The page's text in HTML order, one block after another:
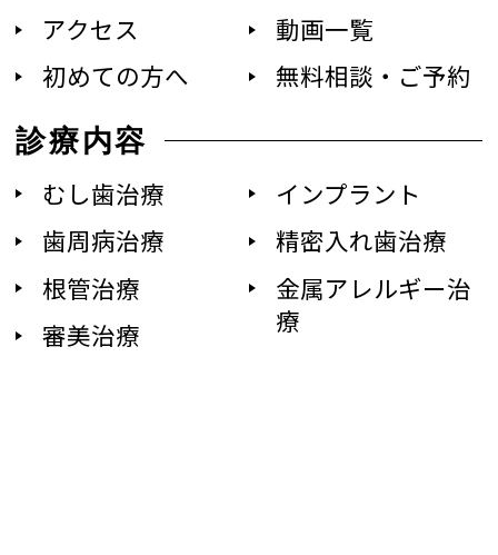
アクセス
初めての方へ
動画一覧
無料相談・ご予約
診療内容
むし歯治療
歯周病治療
根管治療
審美治療
インプラント
精密入れ歯治療
金属アレルギー治
療